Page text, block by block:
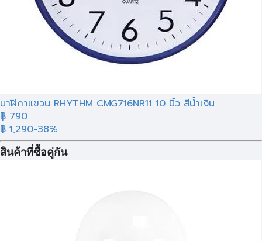
นาฬิกาแขวน RHYTHM CMG716NR11 10 นิ้ว สีน้ำเงิน
฿ 790
฿ 1,290-38%
สินค้าที่ซื้อคู่กัน